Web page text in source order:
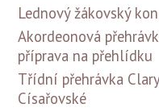
Lednový žákovský
Akordeonová
příprava na přehlídku
Třídní přehrávka
Císařovské